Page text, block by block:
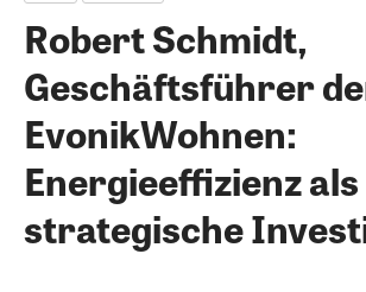
Robert Schmidt,
Geschäftsführer
EvonikWohnen:
Energieeffizienz als
strategische